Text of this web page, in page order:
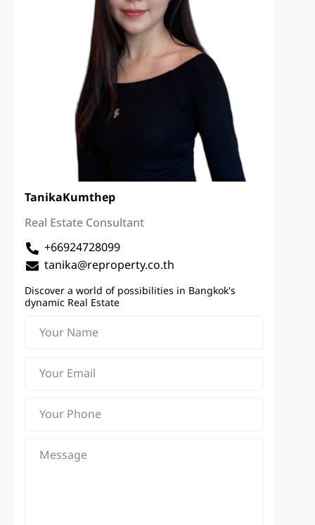
TanikaKumthep
Real Estate Consultant
+66924728099
tanika@reproperty.co.th
Discover a world of possibilities in Bangkok's
dynamic Real Estate